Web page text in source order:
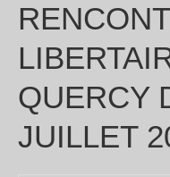
QUERCY
JUILLET